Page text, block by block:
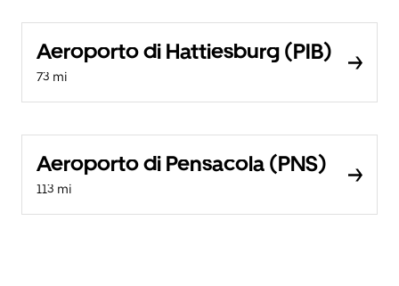
Aeroporto di Hattiesburg (PIB)
73 mi
Aeroporto di Pensacola (PNS)
113 mi